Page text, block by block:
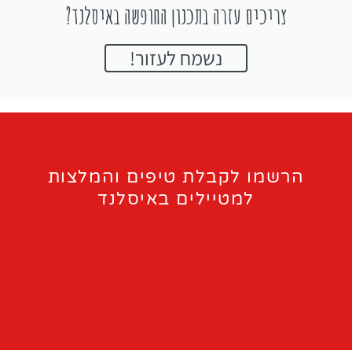
צריכים עזרה בתכנון החופשה באיסלנד?
נשמח לעזור!
הרשמו לקבלת טיפים והמלצות
למטיילים באיסלנד